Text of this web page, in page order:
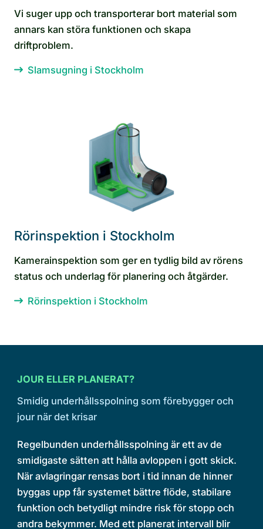
Vi suger upp och transporterar bort material som
annars kan störa funktionen och skapa
driftproblem.
Slamsugning i Stockholm
Rörinspektion i Stockholm
Kamerainspektion som ger en tydlig bild av rörens
status och underlag för planering och åtgärder.
Rörinspektion i Stockholm
JOUR ELLER PLANERAT?
Smidig underhållsspolning som förebygger och
jour när det krisar
Regelbunden underhållsspolning är ett av de
smidigaste sätten att hålla avloppen i gott skick.
När avlagringar rensas bort i tid innan de hinner
byggas upp får systemet bättre flöde, stabilare
funktion och betydligt mindre risk för stopp och
andra bekymmer. Med ett planerat intervall blir